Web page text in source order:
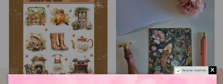
Ne plus montrer.